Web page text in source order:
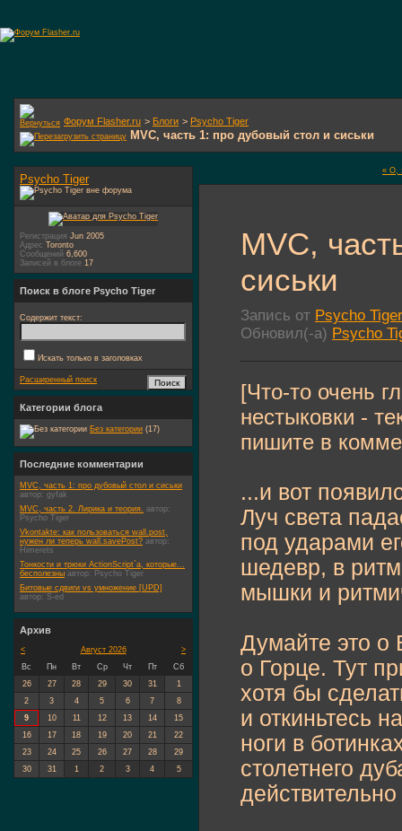
Форум Flasher.ru > Блоги > Psycho Tiger
MVC, часть 1: про дубовый стол и сиськи
« О,
MVC,
сиськи
Запись от Psycho Tiger
Обновил(-а) Psycho
[Что-то очень
нестыковки -
пишите в
...и вот
Луч света
под ударами
шедевр, в
мышки и
Думайте это
о Горце. Тут
хотя бы
и откиньтесь
ноги в
столетнего
Psycho Tiger
Регистрация Jun 2005
Адрес Toronto
Сообщений 6,600
Записей в блоге 17
Поиск в блоге Psycho Tiger
Содержит текст:
Искать только в заголовках
Расширенный поиск
Категории блога
Без категории (17)
Последние комментарии
MVC, часть 1: про дубовый стол и сиськи
автор: gyfak
MVC, часть 2. Лирика и теория. автор:
Psycho Tiger
Vkontakte: как пользоваться wall.post,
нужен ли теперь wall.savePost? автор:
Himerets
Тонкости и трюки ActionScript`а, которые...
бесполезны автор: Psycho Tiger
Битовые сдвиги vs умножение [UPD]
автор: S-ed
Архив
< >
Август 2026
Вс
Пн Вт Ср Чт Пт
Сб
26
27 28 29 30 31
1
2
3 4 5 6 7
8
9
10 11 12 13 14
15
16
17 18 19 20 21
22
23
24 25 26 27 28
29
30
31 1 2 3 4 5